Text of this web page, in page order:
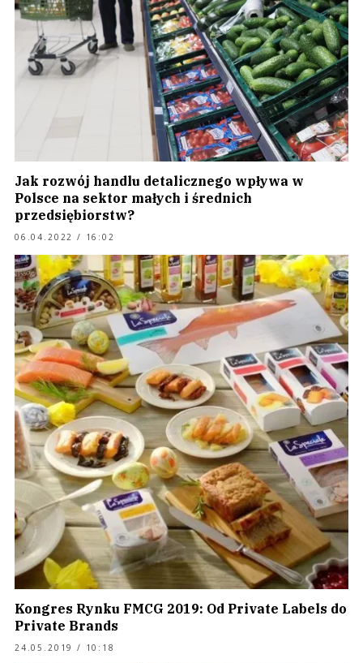
Jak rozwój handlu detalicznego wpływa w
Polsce na sektor małych i średnich
przedsiębiorstw?
06.04.2022 / 16:02
Kongres Rynku FMCG 2019: Od Private Labels do
Private Brands
24.05.2019 / 10:18